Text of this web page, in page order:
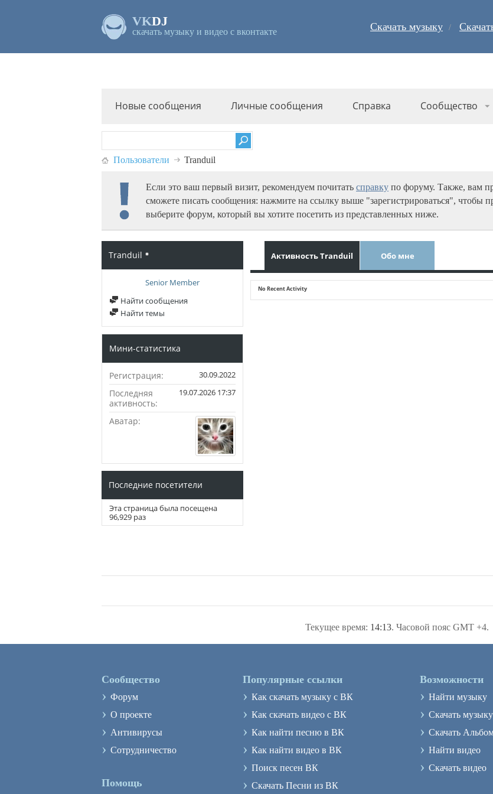
VKDJ
скачать музыку и видео с вконтакте Скачать музыку
Новые сообщения Личные сообщения Справка Сообщество
Пользователи Tranduil
Если это ваш первый визит, рекомендуем почитать справку по форуму. Также, вам
сможете писать сообщения: нажмите на ссылку выше "зарегистрироваться", чтобы
выберите форум, который вы хотите посетить из представленных ниже.
Tranduil
Senior Member
Найти сообщения
Найти темы
Мини-статистика
Регистрация 30.09.2022
Последняя
активность
19.07.2026 17:37
Аватар
Последние посетители
Эта страница была посещена
96,929 раз
Активность Tranduil Обо мне
No Recent Activity
Текущее время: 14:13. Часовой пояс GMT +4.
Сообщество
› Форум
› О проекте
› Антивирусы
› Сотрудничество
Помощь
Популярные ссылки
› Как скачать музыку с ВК
› Как скачать видео с ВК
› Как найти песню в ВК
› Как найти видео в ВК
› Поиск песен ВК
› Скачать Песни из ВК
Возможности
› Найти музыку
› Скачать музыку
› Скачать
› Найти видео
› Скачать видео